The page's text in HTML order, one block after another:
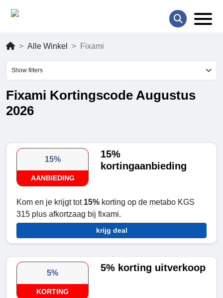
Alle Winkel Fixami
Show filters
Fixami Kortingscode Augustus
2026
15%
AANBIEDING
15%
kortingaanbieding
Kom en je krijgt tot 15% korting op de metabo KGS
315 plus afkortzaag bij fixami.
krijg deal
5%
KORTING
5% korting uitverkoop